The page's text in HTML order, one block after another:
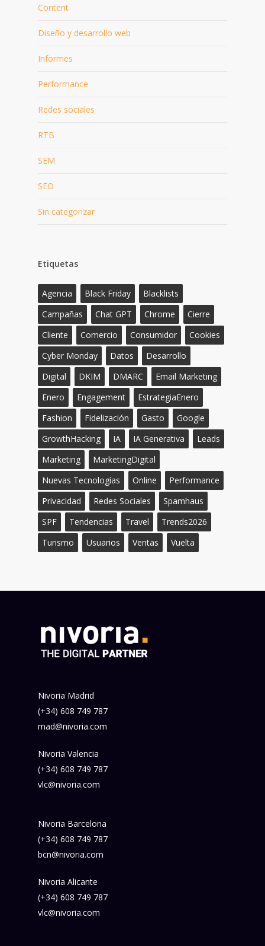
Content
Diseño y desarrollo web
Informes
Performance
Redes sociales
RTB
SEM
SEO
Sin categorizar
Etiquetas
Agencia Black Friday
Blacklists
Campañas
Chat GPT Chrome
Cierre
Cliente
Comercio Consumidor
Cookies
Cyber Monday
Datos
Desarrollo
Digital
DKIM DMARC
Email Marketing
Enero
Engagement
EstrategiaEnero
Fashion
Fidelización Gasto
Google
GrowthHacking
IA IA Generativa
Leads
Marketing
MarketingDigital
Nuevas Tecnologías
Online
Performance
Privacidad
Redes Sociales
Spamhaus
SPF
Tendencias Travel
Trends2026
Turismo
Usuarios Ventas Vuelta
Nivoria Madrid
(+34) 608 749 787
mad@nivoria.com
Nivoria Valencia
(+34) 608 749 787
vlc@nivoria.com
Nivoria Barcelona
(+34) 608 749 787
bcn@nivoria.com
Nivoria Alicante
(+34) 608 749 787
vlc@nivoria.com